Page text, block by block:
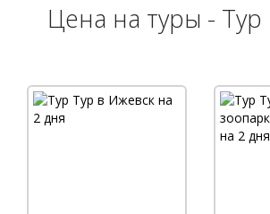
Цена на туры -